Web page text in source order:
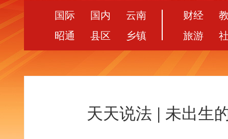
国际 国内
云南
昭通
县区 乡镇
财经
旅游
天天说法 | 未出生